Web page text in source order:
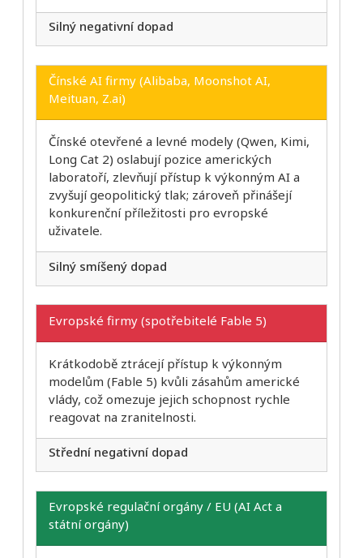
Silný negativní dopad
Čínské AI firmy (Alibaba, Moonshot AI,
Meituan, Z.ai)
Čínské otevřené a levné modely (Qwen, Kimi,
Long Cat 2) oslabují pozice amerických
laboratoří, zlevňují přístup k výkonným AI a
zvyšují geopolitický tlak; zároveň přinášejí
konkurenční příležitosti pro evropské
uživatele.
Silný smíšený dopad
Evropské firmy (spotřebitelé Fable 5)
Krátkodobě ztrácejí přístup k výkonným
modelům (Fable 5) kvůli zásahům americké
vlády, což omezuje jejich schopnost rychle
reagovat na zranitelnosti.
Střední negativní dopad
Evropské regulační orgány / EU (AI Act a
státní orgány)